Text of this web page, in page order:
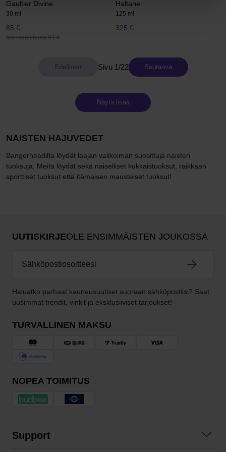
Gaultier Divine
30 ml
85 €
Normaali hinta 91 €
Haltane
125 ml
325 €
Sivu 1/22 Seuraava
Näytä lisää
NAISTEN HAJUVEDET
Bangerheadilta löydät laajan valikoiman suosittuja naisten
tuoksuja. Meitä löydät sekä naiselliset kukkaistuoksut, raikkaan
sporttiset tuoksut että itämaisen mausteiset tuoksut!
UUTISKIRJEOLE ENSIMMÄISTEN JOUKOSSA
Haluatko parhaat kauneusuutiset suoraan sähköpostiisi? Saat
uusimmat trendit, vinkit ja eksklusiiviset tarjoukset!
TURVALLINEN MAKSU
NOPEA TOIMITUS
Support